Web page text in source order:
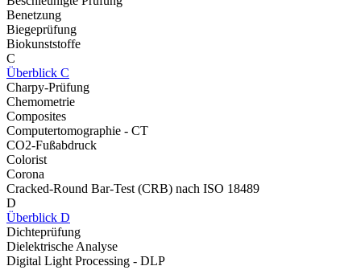
Benetzung
Biegeprüfung
Biokunststoffe
C
Überblick C
Charpy-Prüfung
Chemometrie
Composites
Computertomographie - CT
CO2-Fußabdruck
Colorist
Corona
Cracked-Round Bar-Test (CRB) nach ISO 18489
D
Überblick D
Dichteprüfung
Dielektrische Analyse
Digital Light Processing - DLP